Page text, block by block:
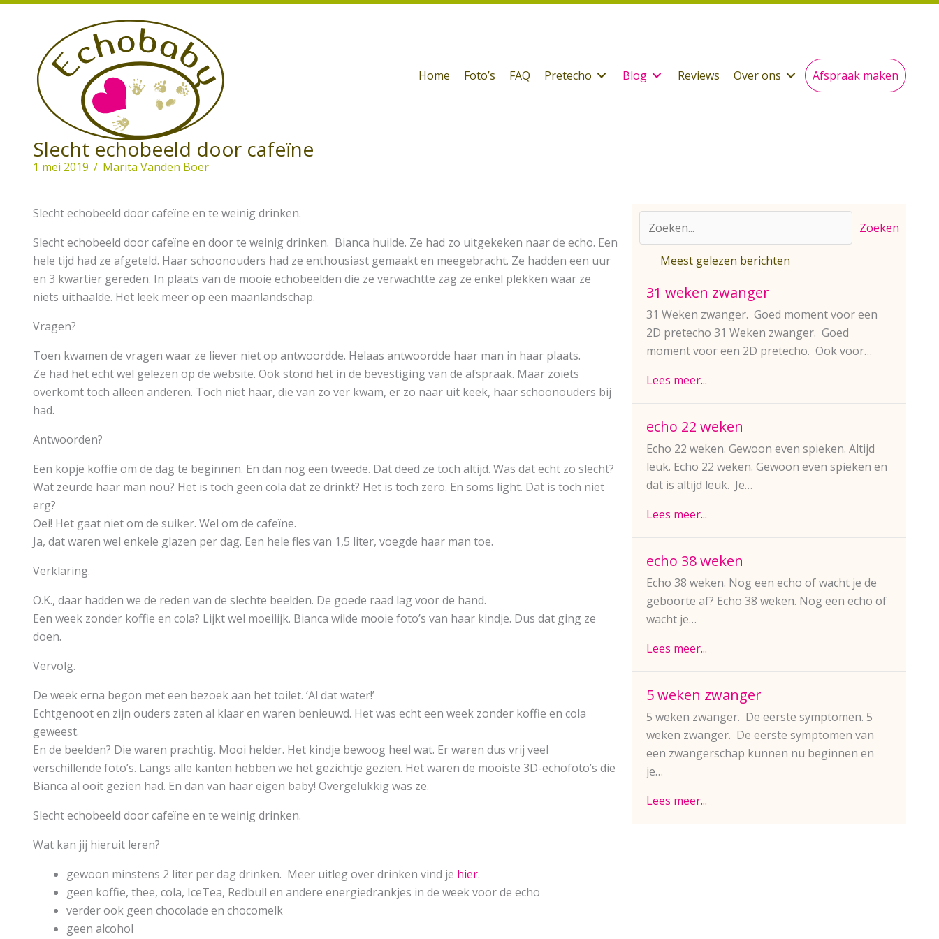
Ga
Home
Foto’s FAQ Pretecho Blog Reviews Over ons Afspraak maken
Slecht echobeeld door cafeïne
1 mei 2019 / Marita Vanden Boer
Slecht echobeeld door cafeïne en te weinig drinken.
Slecht echobeeld door cafeïne en door te weinig drinken. Bianca huilde. Ze had zo uitgekeken naar de echo. Een
hele tijd had ze afgeteld. Haar schoonouders had ze enthousiast gemaakt en meegebracht. Ze hadden een uur
en 3 kwartier gereden. In plaats van de mooie echobeelden die ze verwachtte zag ze enkel plekken waar ze
niets uithaalde. Het leek meer op een maanlandschap.
Vragen?
Toen kwamen de vragen waar ze liever niet op antwoordde. Helaas antwoordde haar man in haar plaats.
Ze had het echt wel gelezen op de website. Ook stond het in de bevestiging van de afspraak. Maar zoiets
overkomt toch alleen anderen. Toch niet haar, die van zo ver kwam, er zo naar uit keek, haar schoonouders bij
had.
Antwoorden?
Een kopje koffie om de dag te beginnen. En dan nog een tweede. Dat deed ze toch altijd. Was dat echt zo slecht?
Wat zeurde haar man nou? Het is toch geen cola dat ze drinkt? Het is toch zero. En soms light. Dat is toch niet
erg?
Oei! Het gaat niet om de suiker. Wel om de cafeïne.
Ja, dat waren wel enkele glazen per dag. Een hele fles van 1,5 liter, voegde haar man toe.
Verklaring.
O.K., daar hadden we de reden van de slechte beelden. De goede raad lag voor de hand.
Een week zonder koffie en cola? Lijkt wel moeilijk. Bianca wilde mooie foto’s van haar kindje. Dus dat ging ze
doen.
Vervolg.
De week erna begon met een bezoek aan het toilet. ‘Al dat water!’
Echtgenoot en zijn ouders zaten al klaar en waren benieuwd. Het was echt een week zonder koffie en cola
geweest.
En de beelden? Die waren prachtig. Mooi helder. Het kindje bewoog heel wat. Er waren dus vrij veel
verschillende foto’s. Langs alle kanten hebben we het gezichtje gezien. Het waren de mooiste 3D-echofoto’s die
Bianca al ooit gezien had. En dan van haar eigen baby! Overgelukkig was ze.
Slecht echobeeld door cafeïne en te weinig drinken.
Wat kan jij hieruit leren?
gewoon minstens 2 liter per dag drinken. Meer uitleg over drinken vind je hier.
geen koffie, thee, cola, IceTea, Redbull en andere energiedrankjes in de week voor de echo
verder ook geen chocolade en chocomelk
geen alcohol
Zoeken
Meest gelezen berichten
31 weken zwanger
31 Weken zwanger. Goed moment voor een
2D pretecho 31 Weken zwanger. Goed
moment voor een 2D pretecho. Ook voor…
Lees meer...
echo 22 weken
Echo 22 weken. Gewoon even spieken. Altijd
leuk. Echo 22 weken. Gewoon even spieken en
dat is altijd leuk. Je…
Lees meer...
echo 38 weken
Echo 38 weken. Nog een echo of wacht je de
geboorte af? Echo 38 weken. Nog een echo of
wacht je…
Lees meer...
5 weken zwanger
5 weken zwanger. De eerste symptomen. 5
weken zwanger. De eerste symptomen van
een zwangerschap kunnen nu beginnen en
je…
Lees meer...